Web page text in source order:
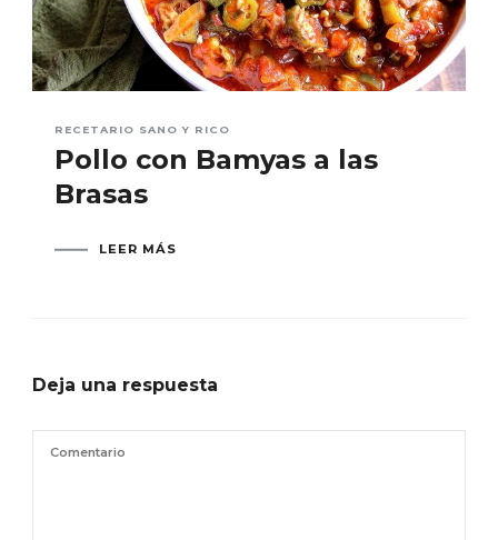
RECETARIO SANO Y RICO
Pollo con Bamyas a las
Brasas
LEER MÁS
Deja una respuesta